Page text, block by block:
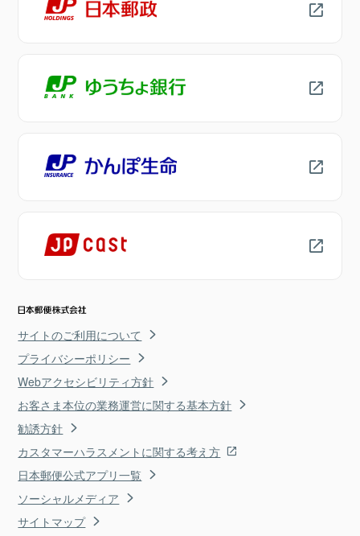
サイトのご利用について
プライバシーポリシー
Webアクセシビリティ方針
お客さま本位の業務運営に関する基本方針
勧誘方針
カスタマーハラスメントに関する考え方
日本郵便公式アプリ一覧
ソーシャルメディア
サイトマップ